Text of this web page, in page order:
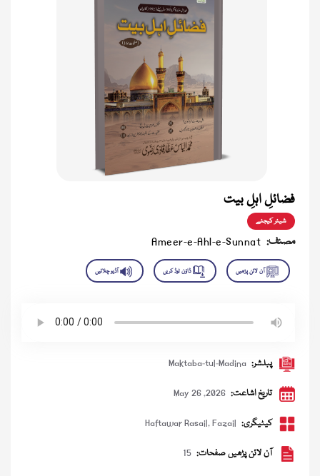
فضائلِ اہلِ بیت
شیئر کیجئے
مصنف: Ameer-e-Ahl-e-Sunnat
پبلشر: Maktaba-tul-Madina
تاریخ اشاعت: May 26 ,2026
کیٹیگری: Fazail
,
Haftawar Rasail
آن لائن پڑھیں صفحات: 15